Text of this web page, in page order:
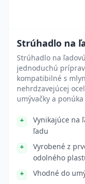
Strúhadlo na
Strúhadlo na
jednoduchú
kompatibilné s
nehrdzavejúcej
umývačky a
Vynikajúce na
ľadu
Vyrobené z
odolného
Vhodné do